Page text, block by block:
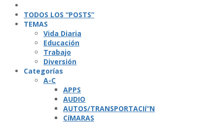
TODOS LOS “POSTS”
TEMAS
Vida Diaria
Educación
Trabajo
Diversión
Categorí­as
A-C
APPS
AUDIO
AUTOS/TRANSPORTACIí“N
CíMARAS